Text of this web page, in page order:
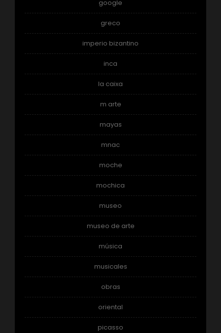
google
greco
imperio bizantino
inca
la caixa
m arte
mayas
mnac
moche
mochica
museo
museo de arte
música
musicales
obras
oriental
picasso